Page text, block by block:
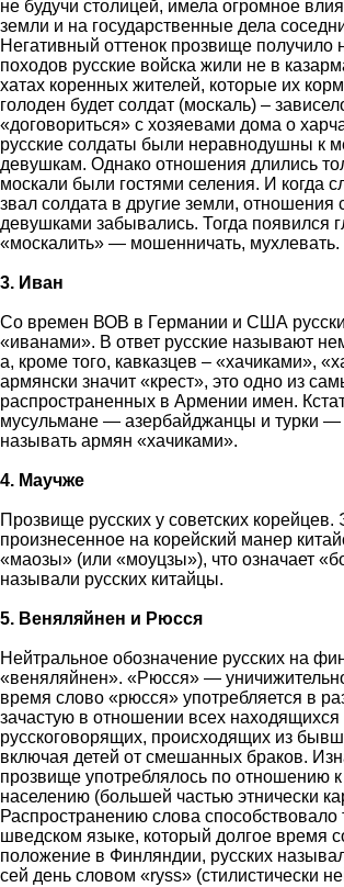
не будучи столицей, имела огромное
земли и на государственные дела
Негативный оттенок прозвище получило
походов русские войска жили не в
хатах коренных жителей, которые их
голоден будет солдат (москаль) –
«договориться» с хозяевами дома о
русские солдаты были неравнодушны к
девушкам. Однако отношения длились
москали были гостями селения. И когда
звал солдата в другие земли, отношения
девушками забывались. Тогда появился
«москалить» — мошенничать, мухлевать.
3. Иван
Со времен ВОВ в Германии и США
«иванами». В ответ русские называют
а, кроме того, кавказцев – «хачиками»,
армянски значит «крест», это одно из
распространенных в Армении имен.
мусульмане — азербайджанцы и турки
называть армян «хачиками».
4. Маучже
Прозвище русских у советских
произнесенное на корейский манер
«маозы» (или «моуцзы»), что означает
называли русских китайцы.
5. Веняляйнен и Рюсся
Нейтральное обозначение русских на
«веняляйнен». «Рюсся» —
время слово «рюсся» употребляется в
зачастую в отношении всех
русскоговорящих, происходящих из
включая детей от смешанных браков.
прозвище употреблялось по отношению
населению (большей частью этнически
Распространению слова способствовало
шведском языке, который долгое время
положение в Финляндии, русских
сей день словом «ryss» (стилистически